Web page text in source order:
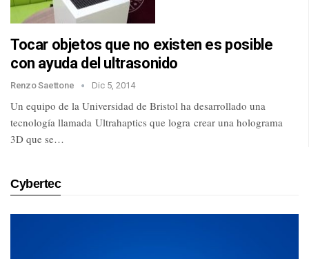
Tocar objetos que no existen es posible
con ayuda del ultrasonido
Renzo Saettone Dic 5, 2014
Un equipo de la Universidad de Bristol ha desarrollado una
tecnología llamada Ultrahaptics que logra crear una holograma
3D que se…
Cybertec